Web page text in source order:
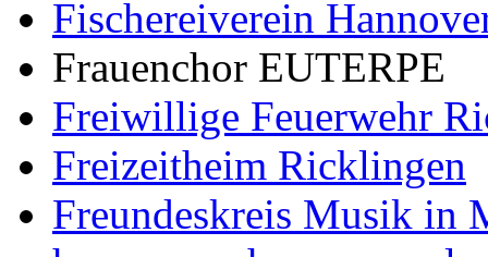
Fischereiverein
Frauenchor EUTERPE
Freiwillige Feuerwehr
Freizeitheim Ricklingen
Freundeskreis Musik in